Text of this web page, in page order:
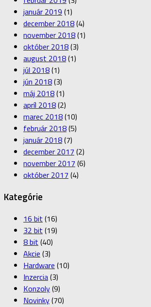
január 2019 (1)
december 2018(4)
november 2018(1)
október 2018(3)
august 2018(1)
júl 2018(1)
jún 2018(3)
máj 2018(1)
apríl 2018(2)
marec 2018(10)
február 2018(5)
január 2018(7)
december 2017 (2)
november 2017 (6)
október 2017 (4)
Kategórie
16 bit (16)
32 bit (19)
8 bit (40)
Akcie (3)
Hardware (10)
Inzercia(3)
Konzoly(9)
Novinky(70)